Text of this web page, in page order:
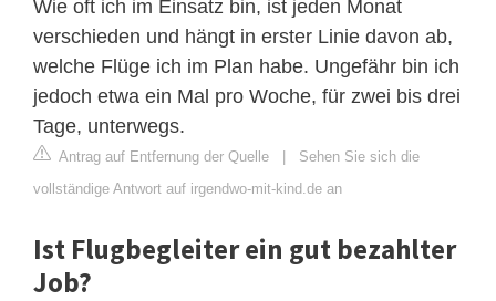
Wie oft ich im Einsatz bin, ist jeden Monat
verschieden und hängt in erster Linie davon ab,
welche Flüge ich im Plan habe. Ungefähr bin ich
jedoch etwa ein Mal pro Woche, für zwei bis drei
Tage, unterwegs.
Antrag auf Entfernung der Quelle | Sehen Sie sich die
vollständige Antwort auf irgendwo-mit-kind.de an
Ist Flugbegleiter ein gut bezahlter
Job?